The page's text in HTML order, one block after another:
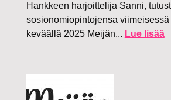
Hankkeen harjoittelija Sanni,
sosionomiopintojensa
keväällä 2025 Meijän... Lue lisää